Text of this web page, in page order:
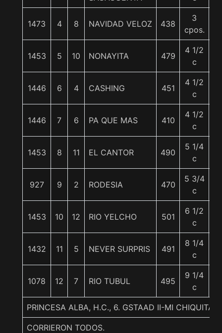
1473 4 8 NAVIDAD VELOZ 438
3
cpos.
1453 5 10 NONAYITA 479
4 1/2
c
1446 6 4 CASHING 451
4 1/2
c
1446 7 6 PA QUE MAS 410
4 1/2
c
1453 8 11 EL CANTOR 490
5 1/4
c
927 9 2 RODESIA 470
5 3/4
c
1453 10 12 RIO YELCHO 501
6 1/2
c
1432 11 5 NEVER SURPRIS 491
8 1/4
c
1078 12 7 RIO TUBUL 495
9 1/4
c
PRINCESA ALBA, H.C., 6. GSTAAD II-MI CHIQUITA-
CORRIERON TODOS.